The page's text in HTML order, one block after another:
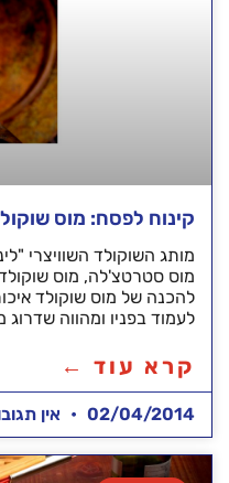
קינוח לפסח: מוס
מותג השוקולד השוויצרי
מוס סטרטצ'לה, מוס
להכנה של מוס שוקולד
לעמוד בפניו ומהווה
קרא עוד ←
02/04/2014 אין